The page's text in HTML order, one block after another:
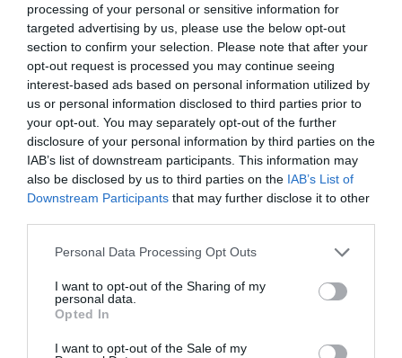
processing of your personal or sensitive information for
targeted advertising by us, please use the below opt-out
section to confirm your selection. Please note that after your
opt-out request is processed you may continue seeing
interest-based ads based on personal information utilized by
us or personal information disclosed to third parties prior to
your opt-out. You may separately opt-out of the further
disclosure of your personal information by third parties on the
IAB’s list of downstream participants. This information may
also be disclosed by us to third parties on the IAB’s List of
Downstream Participants that may further disclose it to other
Please note that this website/app uses one or more Google
not limited to your visit or usage behaviour. You may click to
grant or deny consent to Google and its third-party tags to
use your data for below specified purposes in below Google
consent section.
Personal Data Processing Opt Outs
I want to opt-out of the Sharing of my
personal data.
Opted In
I want to opt-out of the Sale of my
ΠΕΡΙΣΣΟΤΕΡA
06.08.2026
Θεοδωρικάκο ενόψει ΔΕΘ